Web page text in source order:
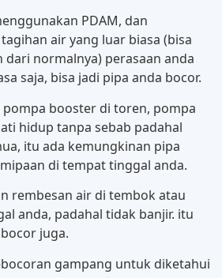
PDAM, dan
air yang luar biasa (bisa
dari normalnya) perasaan anda
saja, bisa jadi pipa anda bocor.
booster di toren, pompa
hidup tanpa sebab padahal
itu ada kemungkinan pipa
di tempat tinggal anda.
rembesan air di tembok atau
anda, padahal tidak banjir. itu
juga.
gampang untuk diketahui